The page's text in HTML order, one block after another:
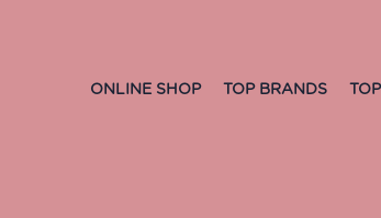
ONLINE SHOP TOP BRANDS